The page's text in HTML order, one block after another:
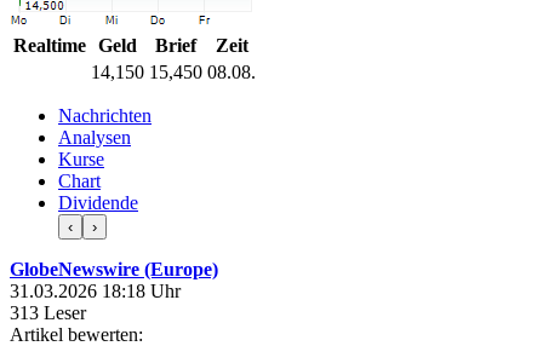
Realtime Geld Brief
Zeit
14,150 15,450 08.08.
Nachrichten
Analysen
Kurse
Chart
Dividende
‹ ›
GlobeNewswire (Europe)
31.03.2026 18:18 Uhr
313 Leser
Artikel bewerten: